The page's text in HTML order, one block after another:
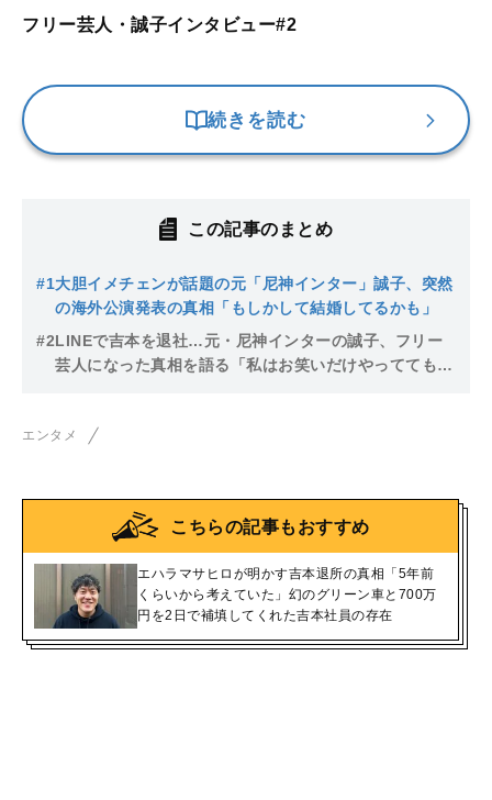
フリー芸人・誠子インタビュー#2
続きを読む
この記事のまとめ
#1大胆イメチェンが話題の元「尼神インター」誠子、突然
の海外公演発表の真相「もしかして結婚してるかも」
#2LINEで吉本を退社…元・尼神インターの誠子、フリー
芸人になった真相を語る「私はお笑いだけやっててもダ
エンタメ
こちらの記事もおすすめ
エハラマサヒロが明かす吉本退所の真相「5年前
くらいから考えていた」幻のグリーン車と700万
円を2日で補填してくれた吉本社員の存在